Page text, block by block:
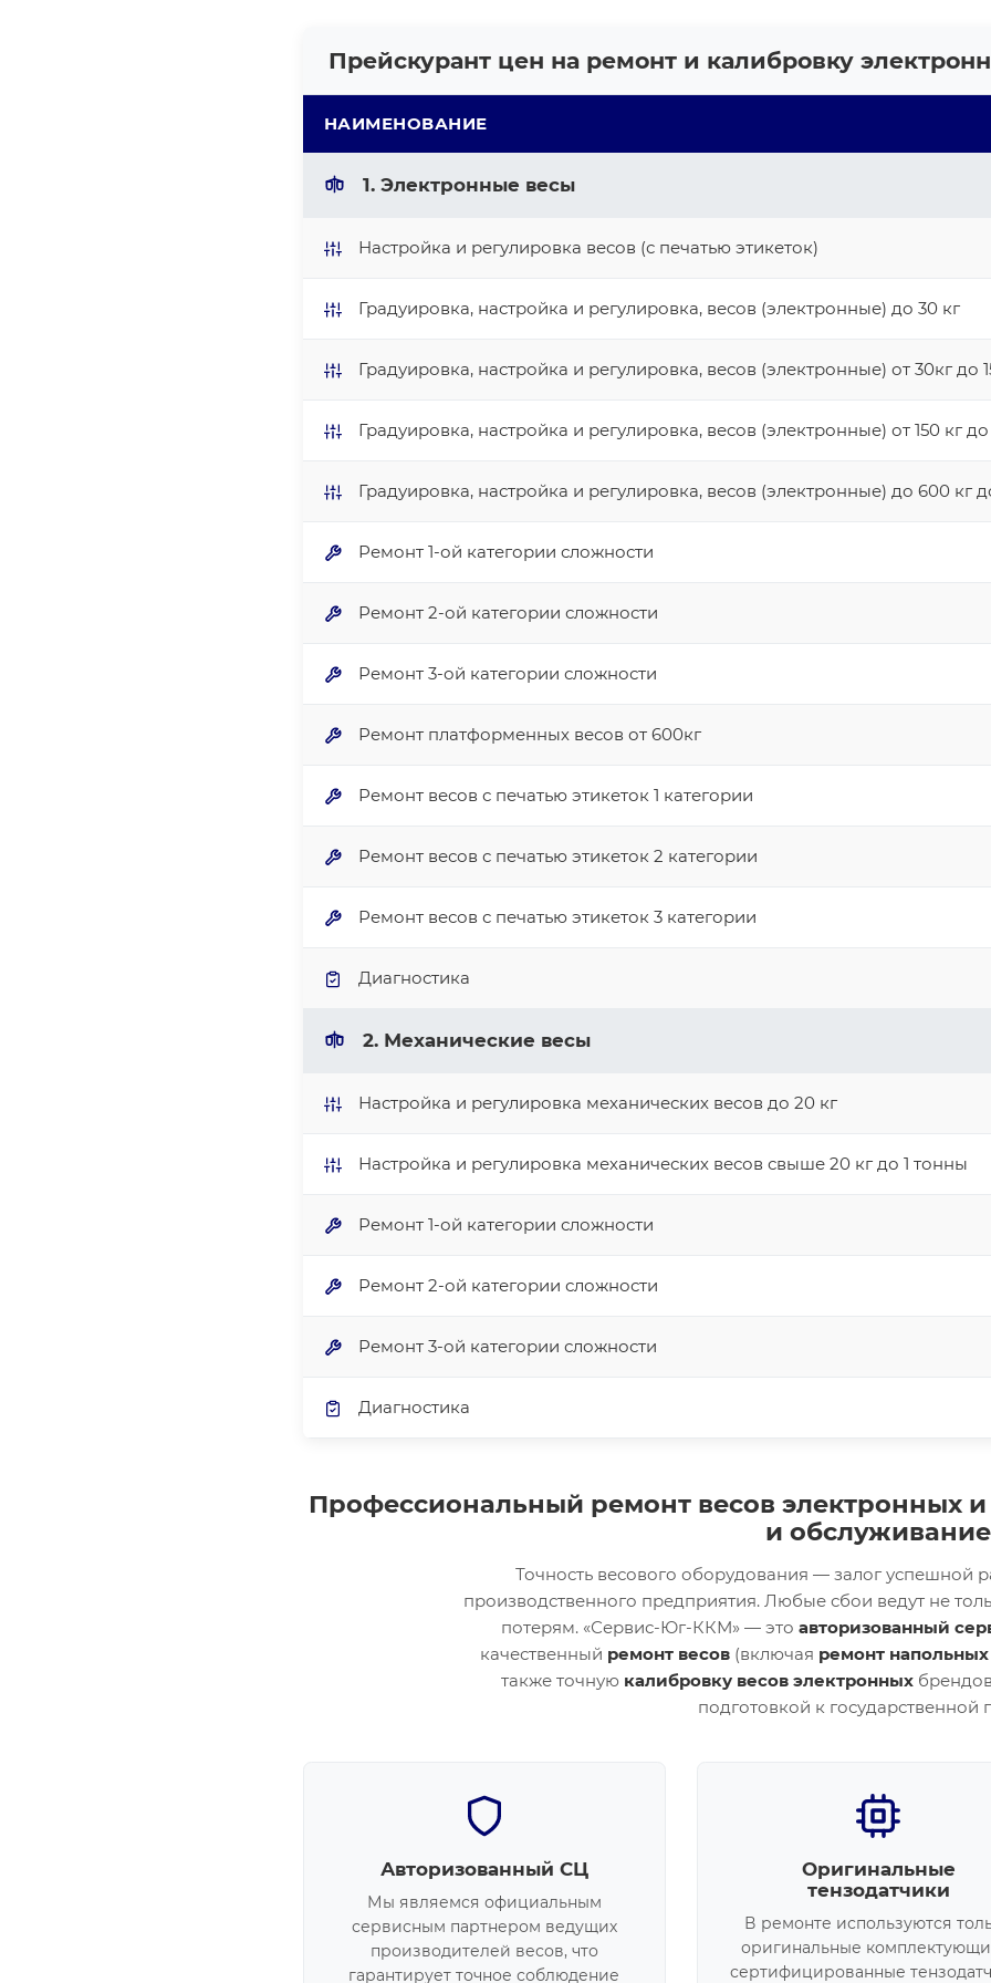
Прейскурант цен на ремонт и калибровку
НАИМЕНОВАНИЕ
1. Электронные весы
Настройка и регулировка весов (с печатью этикеток)
Градуировка, настройка и регулировка, весов (электронные) до 30 кг
Градуировка, настройка и регулировка, весов (электронные) от 30кг до
Градуировка, настройка и регулировка, весов (электронные) от 150 кг
Градуировка, настройка и регулировка, весов (электронные) до 600 кг
Ремонт 1-ой категории сложности
Ремонт 2-ой категории сложности
Ремонт 3-ой категории сложности
Ремонт платформенных весов от 600кг
Ремонт весов с печатью этикеток 1 категории
Ремонт весов с печатью этикеток 2 категории
Ремонт весов с печатью этикеток 3 категории
Диагностика
2. Механические весы
Настройка и регулировка механических весов до 20 кг
Настройка и регулировка механических весов свыше 20 кг до 1 тонны
Ремонт 1-ой категории сложности
Ремонт 2-ой категории сложности
Ремонт 3-ой категории сложности
Диагностика
Профессиональный ремонт весов электронных
и обслуживание
Точность весового оборудования — залог успешной
производственного предприятия. Любые сбои ведут не
потерям. «Сервис-Юг-ККМ» — это авторизованный
качественный ремонт весов (включая ремонт напольных
также точную калибровку весов электронных
подготовкой к государственной
Авторизованный СЦ
Мы являемся официальным
сервисным партнером ведущих
производителей весов, что
гарантирует точное соблюдение
Оригинальные
тензодатчики
В ремонте используются
оригинальные
сертифицированные